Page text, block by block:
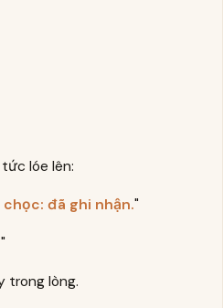
lóe lên:
đã ghi nhận."
"
trong lòng.